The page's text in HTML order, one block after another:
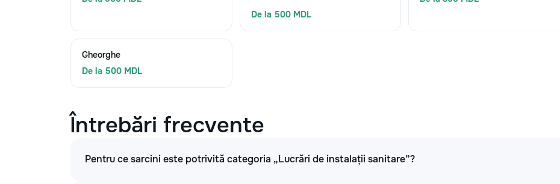
De la 500 MDL
Gheorghe
De la 500 MDL
Întrebări frecvente
Pentru ce sarcini este potrivită categoria „Lucrări de instalații sanitare”?